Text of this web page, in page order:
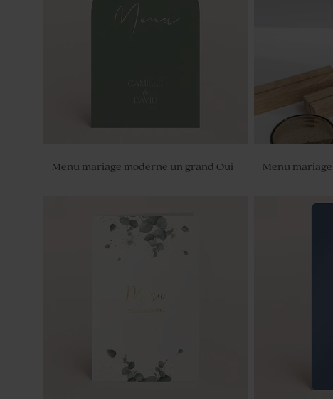
Dragées mariage marbées or et blanc
Menu mariage moderne un grand Oui Menu